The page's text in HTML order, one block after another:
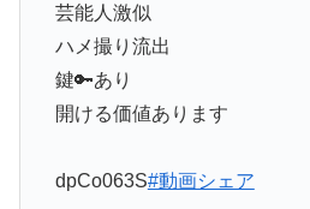
芸能人激似
ハメ撮り流出
鍵🔑あり
開ける価値あります
dpCo063S#動画シェア